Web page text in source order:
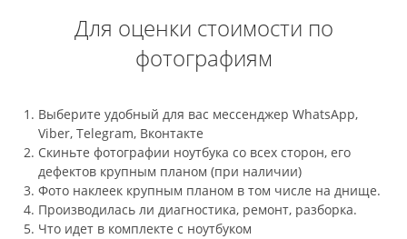
Для оценки стоимости по
фотографиям
Выберите удобный для вас мессенджер WhatsApp,
Viber, Telegram, Вконтакте
Скиньте фотографии ноутбука со всех сторон, его
дефектов крупным планом (при наличии)
Фото наклеек крупным планом в том числе на днище.
Производилась ли диагностика, ремонт, разборка.
Что идет в комплекте с ноутбуком